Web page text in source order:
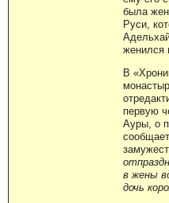
была
Руси,
женился
В
первую
Ауры, о
в жены
дочь